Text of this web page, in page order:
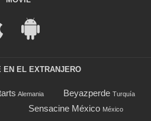
EN EL EXTRANJERO
Alemania Beyazperde Turquía
Sensacine México México